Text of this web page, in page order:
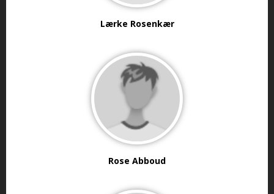
Lærke Rosenkær
Rose Abboud